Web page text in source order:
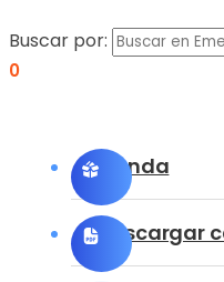
Buscar por:
0
Tienda
Descargar